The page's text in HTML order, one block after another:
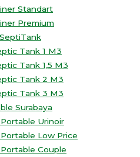
Standart
Premium
Tank 1 M3
Tank 1,5 M3
Tank 2 M3
Tank 3 M3
Surabaya
Urinoir
Low Price
Couple